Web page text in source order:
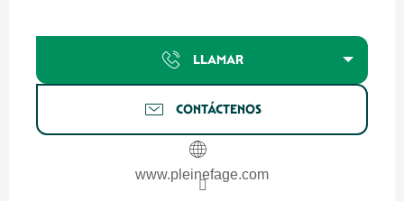
LLAMAR
CONTÁCTENOS
www.pleinefage.com